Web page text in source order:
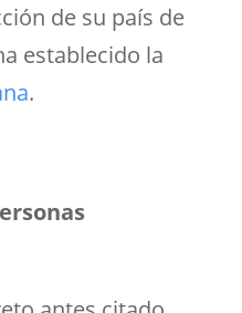
de su país de
establecido la
.